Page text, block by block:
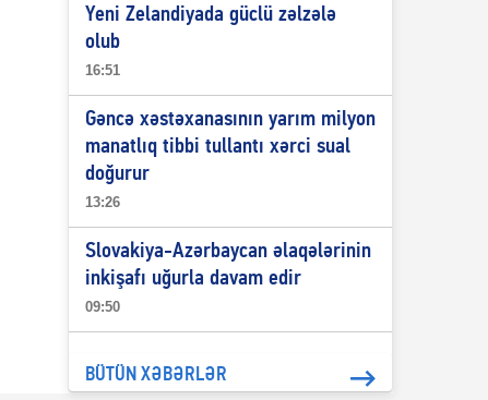
Yeni Zelandiyada güclü zəlzələ
olub
16:51
Gəncə xəstəxanasının yarım milyon
manatlıq tibbi tullantı xərci sual
doğurur
13:26
Slovakiya-Azərbaycan əlaqələrinin
inkişafı uğurla davam edir
09:50
BÜTÜN XƏBƏRLƏR